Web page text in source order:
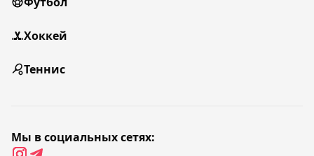
Хоккей
Теннис
Мы в социальных сетях: